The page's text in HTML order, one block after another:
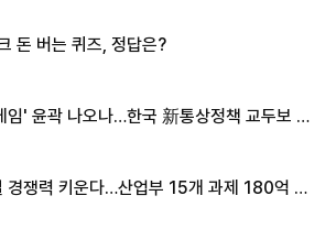
돈 버는 퀴즈, 정답은?
임' 윤곽 나오나…한국 新통상정책 교두보 활
경쟁력 키운다…산업부 15개 과제 180억 지